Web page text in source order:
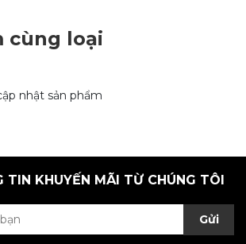
cùng loại
nhật sản phẩm
TIN KHUYẾN MÃI TỪ CHÚNG TÔI
Gửi